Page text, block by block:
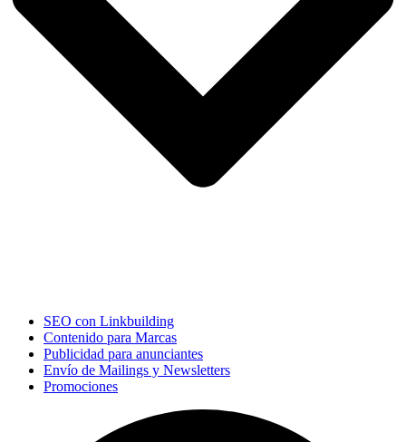
SEO con Linkbuilding
Contenido para Marcas
Publicidad para anunciantes
Envío de Mailings y Newsletters
Promociones